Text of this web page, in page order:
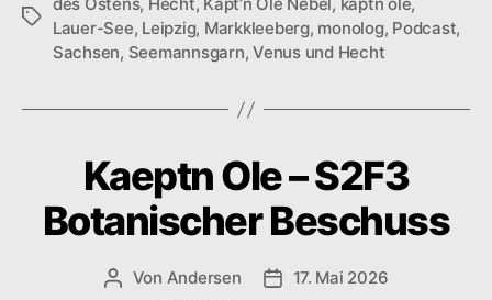
Schlagwörter
Lauer-See, Leipzig, Markkleeberg, monolog, Podcast,
Sachsen, Seemannsgarn,Venus und Hecht
Kaeptn Ole – S2F3
Botanischer Beschuss
Beitragsautor
Von Andersen Veröffentlichungsdatum
17. Mai 2026